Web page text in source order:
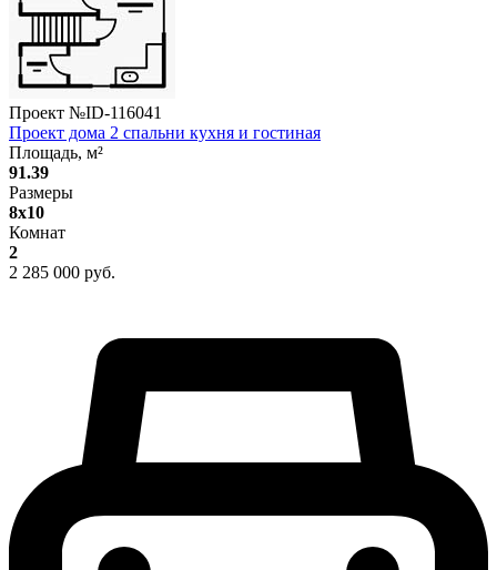
Проект №ID-116041
Проект дома 2 спальни кухня и гостиная
Площадь, м²
91.39
Размеры
8х10
Комнат
2
2 285 000 руб.